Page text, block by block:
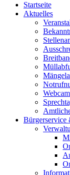
Startseite
Aktuelles